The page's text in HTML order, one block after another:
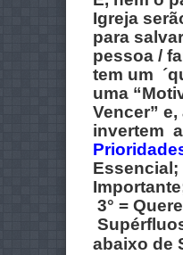
Igreja
para
pessoa /
tem um
uma
Vencer”
invertem a
Essencial;
3° =
abaixo de